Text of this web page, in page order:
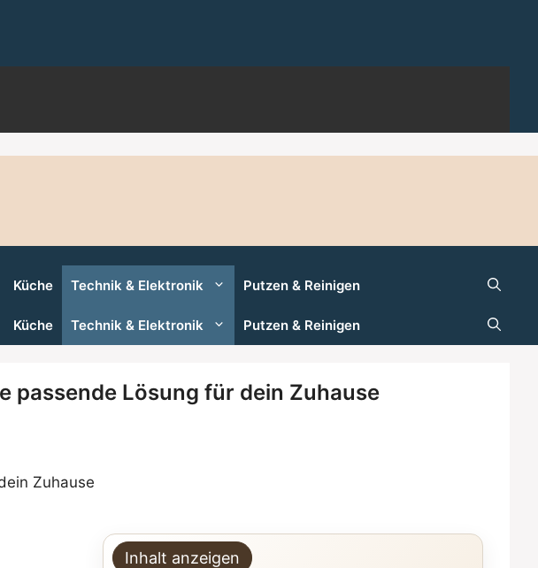
Küche Technik & Elektronik Putzen & Reinigen
Küche Technik & Elektronik Putzen & Reinigen
passende Lösung für dein Zuhause
Inhalt anzeigen